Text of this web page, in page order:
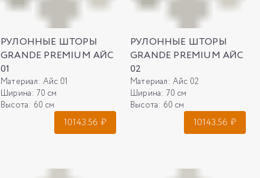
РУЛОННЫЕ ШТОРЫ
GRANDE PREMIUM АЙС
01
Материал: Айс 01
Ширина: 70 см
Высота: 60 см
10143.56 ₽
РУЛОННЫЕ ШТОРЫ
GRANDE PREMIUM АЙС
02
Материал: Айс 02
Ширина: 70 см
Высота: 60 см
10143.56 ₽